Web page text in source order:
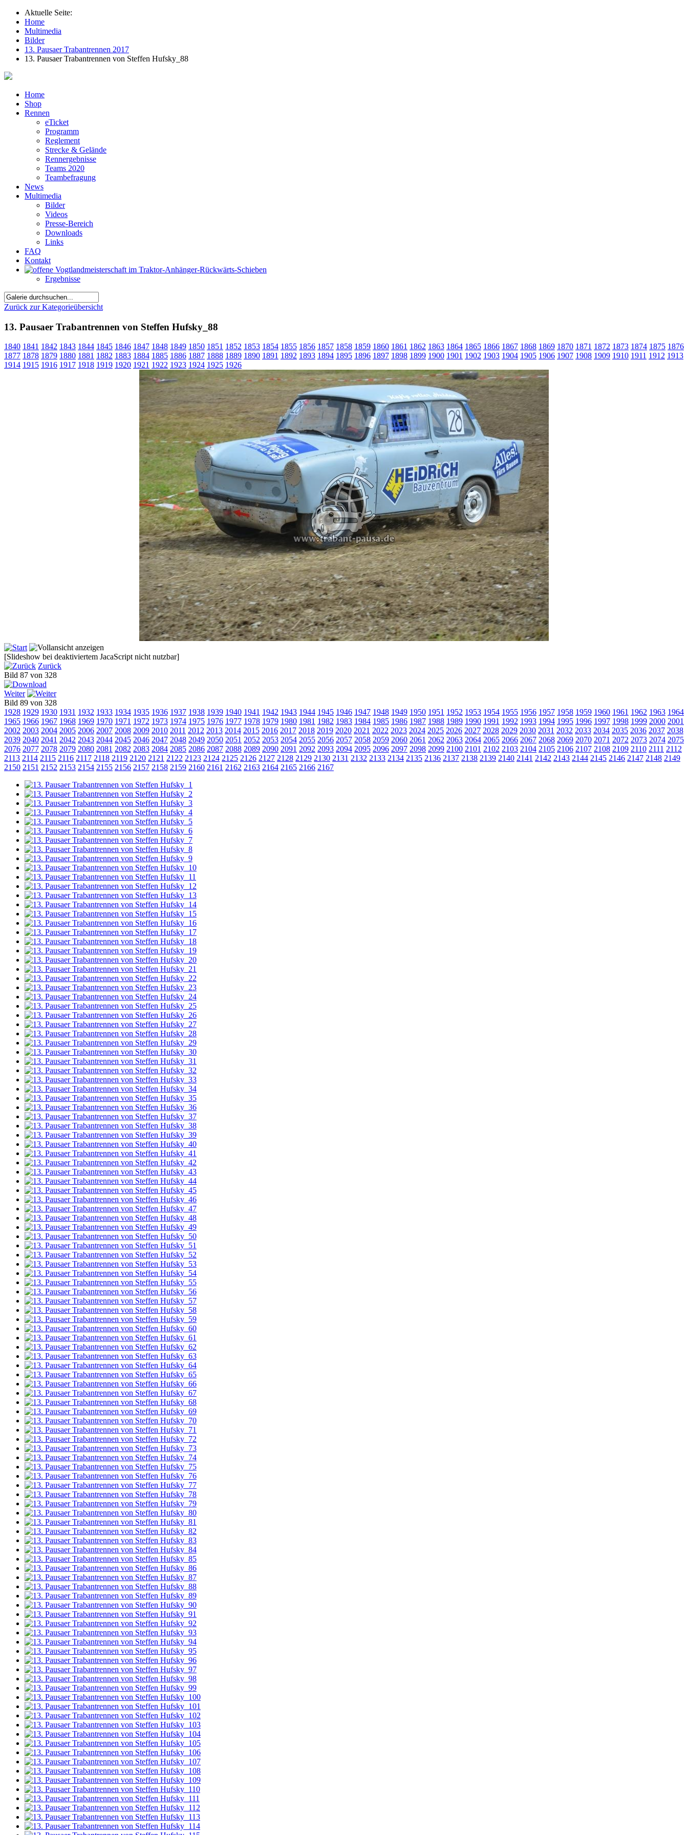
Aktuelle Seite:
Home
Multimedia
Bilder
13. Pausaer Trabantrennen 2017
13. Pausaer Trabantrennen von Steffen Hufsky_88
Home
Shop
Rennen
eTicket
Programm
Reglement
Strecke & Gelände
Rennergebnisse
Teams 2020
Teambefragung
News
Multimedia
Bilder
Videos
Presse-Bereich
Downloads
Links
FAQ
Kontakt
Ergebnisse
Zurück zur Kategorieübersicht
13. Pausaer Trabantrennen von Steffen Hufsky_88
1840 1841 1842 1843 1844 1845 1846 1847 1848 1849 1850 1851 1852 1853 1854 1855 1856 1857 1858 1859 1860 1861 1862 1863 1864 1865 1866 1867 1868 1869 1870 1871 1872 1873 1874 1875 1876
1877 1878 1879 1880 1881 1882 1883 1884 1885 1886 1887 1888 1889 1890 1891 1892 1893 1894 1895 1896 1897 1898 1899 1900 1901 1902 1903 1904 1905 1906 1907 1908 1909 1910 1911 1912 1913
1914 1915 1916 1917 1918 1919 1920 1921 1922 1923 1924 1925 1926
[Slideshow bei deaktiviertem JacaScript nicht nutzbar]
Zurück
Bild 87 von 328
Weiter
Bild 89 von 328
1928 1929 1930 1931 1932 1933 1934 1935 1936 1937 1938 1939 1940 1941 1942 1943 1944 1945 1946 1947 1948 1949 1950 1951 1952 1953 1954 1955 1956 1957 1958 1959 1960 1961 1962 1963 1964
1965 1966 1967 1968 1969 1970 1971 1972 1973 1974 1975 1976 1977 1978 1979 1980 1981 1982 1983 1984 1985 1986 1987 1988 1989 1990 1991 1992 1993 1994 1995 1996 1997 1998 1999 2000 2001
2002 2003 2004 2005 2006 2007 2008 2009 2010 2011 2012 2013 2014 2015 2016 2017 2018 2019 2020 2021 2022 2023 2024 2025 2026 2027 2028 2029 2030 2031 2032 2033 2034 2035 2036 2037 2038
2039 2040 2041 2042 2043 2044 2045 2046 2047 2048 2049 2050 2051 2052 2053 2054 2055 2056 2057 2058 2059 2060 2061 2062 2063 2064 2065 2066 2067 2068 2069 2070 2071 2072 2073 2074 2075
2076 2077 2078 2079 2080 2081 2082 2083 2084 2085 2086 2087 2088 2089 2090 2091 2092 2093 2094 2095 2096 2097 2098 2099 2100 2101 2102 2103 2104 2105 2106 2107 2108 2109 2110 2111 2112
2113 2114 2115 2116 2117 2118 2119 2120 2121 2122 2123 2124 2125 2126 2127 2128 2129 2130 2131 2132 2133 2134 2135 2136 2137 2138 2139 2140 2141 2142 2143 2144 2145 2146 2147 2148 2149
2150 2151 2152 2153 2154 2155 2156 2157 2158 2159 2160 2161 2162 2163 2164 2165 2166 2167